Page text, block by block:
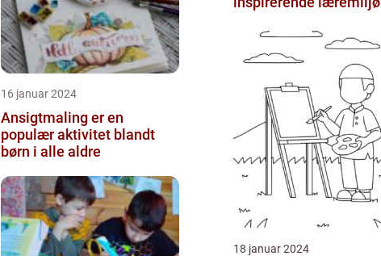
16 januar 2024
Ansigtmaling er en
populær aktivitet blandt
børn i alle aldre
18 januar 2024